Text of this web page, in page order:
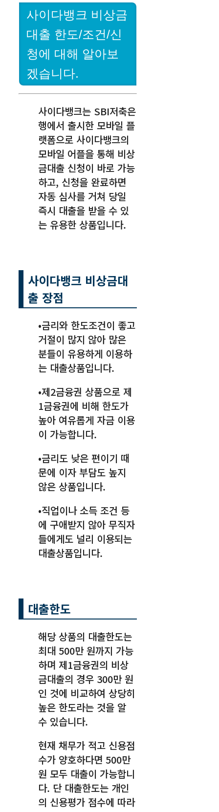
사이다뱅크 비상금
대출 한도/조건/신
청에 대해 알아보
겠습니다.
사이다뱅크는 SBI저축은
행에서 출시한 모바일 플
랫폼으로 사이다뱅크의
모바일 어플을 통해 비상
금대출 신청이 바로 가능
하고, 신청을 완료하면
자동 심사를 거쳐 당일
즉시 대출을 받을 수 있
는 유용한 상품입니다.
사이다뱅크 비상금대
출 장점
•금리와 한도조건이 좋고
거절이 많지 않아 많은
분들이 유용하게 이용하
는 대출상품입니다.
•제2금융권 상품으로 제
1금융권에 비해 한도가
높아 여유롭게 자금 이용
이 가능합니다.
•금리도 낮은 편이기 때
문에 이자 부담도 높지
않은 상품입니다.
•직업이나 소득 조건 등
에 구애받지 않아 무직자
들에게도 널리 이용되는
대출상품입니다.
대출한도
해당 상품의 대출한도는
최대 500만 원까지 가능
하며 제1금융권의 비상
금대출의 경우 300만 원
인 것에 비교하여 상당히
높은 한도라는 것을 알
수 있습니다.
현재 채무가 적고 신용점
수가 양호하다면 500만
원 모두 대출이 가능합니
다. 단 대출한도는 개인
의 신용평가 점수에 따라